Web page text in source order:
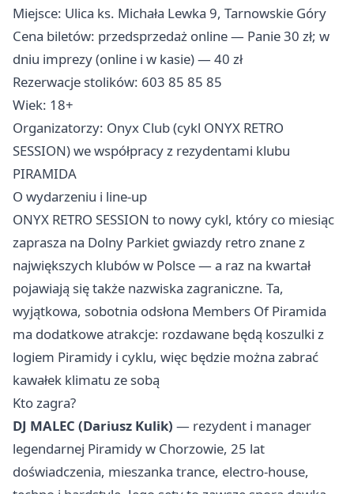
Miejsce: Ulica ks. Michała Lewka 9, Tarnowskie Góry
Cena biletów: przedsprzedaż online — Panie 30 zł; w
dniu imprezy (online i w kasie) — 40 zł
Rezerwacje stolików: 603 85 85 85
Wiek: 18+
Organizatorzy: Onyx Club (cykl ONYX RETRO
SESSION) we współpracy z rezydentami klubu
PIRAMIDA
O wydarzeniu i line-up
ONYX RETRO SESSION to nowy cykl, który co miesiąc
zaprasza na Dolny Parkiet gwiazdy retro znane z
największych klubów w Polsce — a raz na kwartał
pojawiają się także nazwiska zagraniczne. Ta,
wyjątkowa, sobotnia odsłona Members Of Piramida
ma dodatkowe atrakcje: rozdawane będą koszulki z
logiem Piramidy i cyklu, więc będzie można zabrać
kawałek klimatu ze sobą
Kto zagra?
DJ MALEC (Dariusz Kulik) — rezydent i manager
legendarnej Piramidy w Chorzowie, 25 lat
doświadczenia, mieszanka trance, electro-house,